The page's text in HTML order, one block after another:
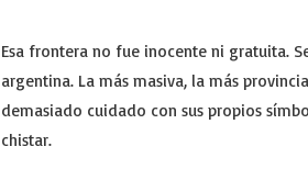
Esa frontera no fue inocente ni gratuita.
argentina. La más masiva, la más
demasiado cuidado con sus propios
chistar.